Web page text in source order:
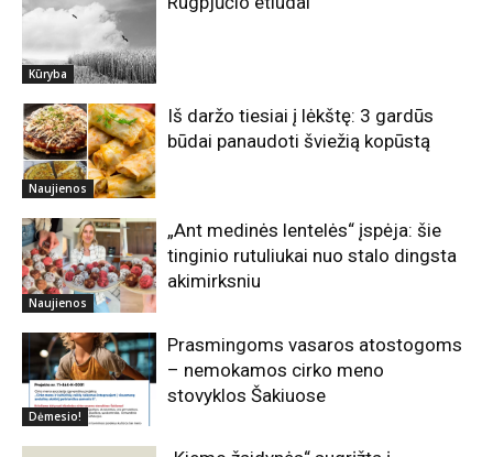
Kūryba
Naujienos
Iš daržo tiesiai į lėkštę: 3 gardūs
būdai panaudoti šviežią kopūstą
Naujienos
„Ant medinės lentelės“ įspėja: šie
tinginio rutuliukai nuo stalo dingsta
akimirksniu
Dėmesio!
Prasmingoms vasaros atostogoms
– nemokamos cirko meno
stovyklos Šakiuose